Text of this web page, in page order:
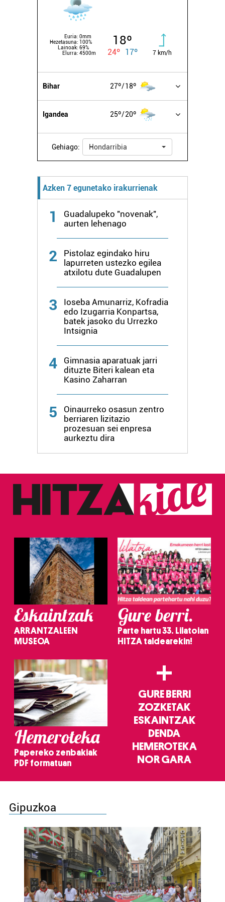
Euria: 0mm
Hezetasuna:
100%
Lainoak: 69%
Elurra: 4500m
18º
24º 17º 7 km/h
Bihar 27º 18º
Igandea 25º 20º
Gehiago: Hondarribia
Azken 7 egunetako irakurrienak
1
Guadalupeko "novenak",
aurten lehenago
2
Pistolaz egindako hiru
lapurreten ustezko egilea
atxilotu dute Guadalupen
3
Ioseba Amunarriz, Kofradia
edo Izugarria Konpartsa,
batek jasoko du Urrezko
Intsignia
4
Gimnasia aparatuak jarri
dituzte Biteri kalean eta
Kasino Zaharran
5
Oinaurreko osasun zentro
berriaren lizitazio
prozesuan sei enpresa
aurkeztu dira
Eskaintzak
ARRANTZALEEN
MUSEOA
Gure berri.
Parte hartu 33. Lilatoian
HITZA taldearekin!
Hemeroteka
Papereko zenbakiak
PDF formatuan
+
GURE BERRI
ZOZKETAK
ESKAINTZAK
DENDA
HEMEROTEKA
NOR GARA
Gipuzkoa